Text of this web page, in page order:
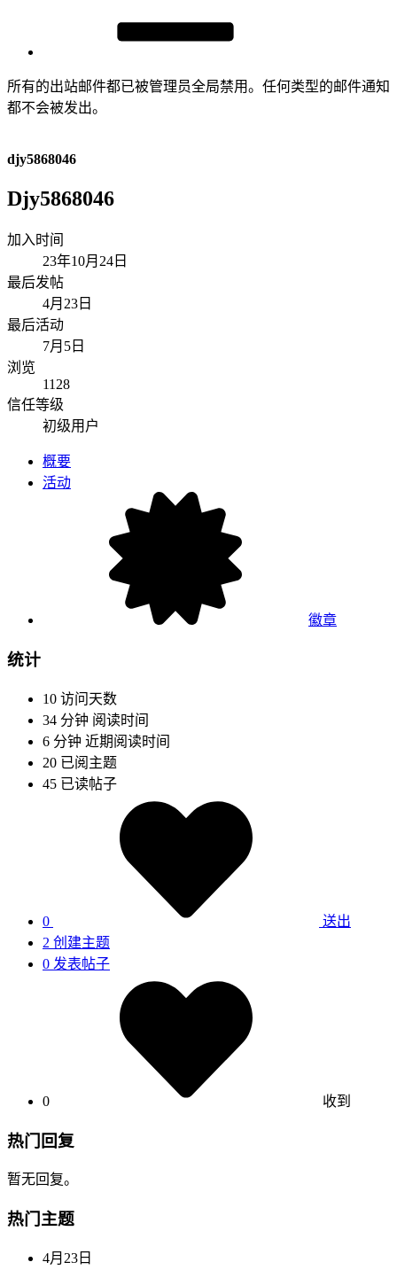
所有的出站邮件都已被管理员全局禁用。任何类型的邮件通知
都不会被发出。
djy5868046
Djy5868046
加入时间
23年10月24日
最后发帖
4月23日
最后活动
7月5日
浏览
1128
信任等级
初级用户
概要
活动
徽章
统计
10 访问天数
34 分钟 阅读时间
6 分钟 近期阅读时间
20 已阅主题
45 已读帖子
0
送出
2 创建主题
0 发表帖子
0 收到
热门回复
暂无回复。
热门主题
4月23日